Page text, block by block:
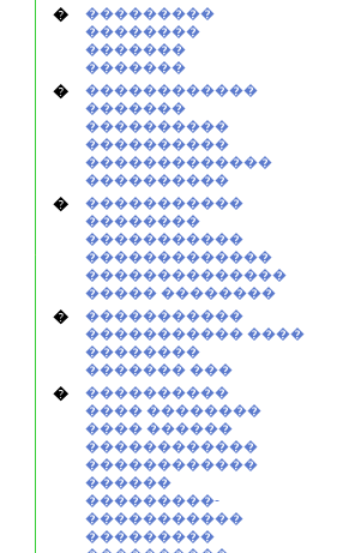
�
���������
��������
�������
�������
�
������������
�������
����������
����������
�������������
����������
�
�����������
��������
�����������
�������������
��������������
����� ��������
�
�����������
����������� ����
��������
������� ���
�
����������
���� ��������
���� ������
������������
������������
������
���������-
�����������
���������